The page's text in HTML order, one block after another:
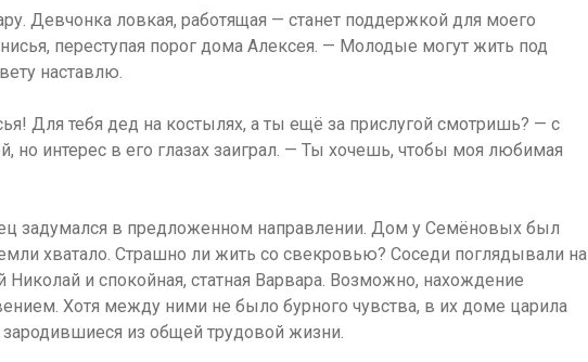
Девчонка ловкая, работящая — станет поддержкой для моего
переступая порог дома Алексея. — Молодые могут жить под
наставлю.
Для тебя дед на костылях, а ты ещё за прислугой смотришь? — с
но интерес в его глазах заиграл. — Ты хочешь, чтобы моя любимая
задумался в предложенном направлении. Дом у Семёновых был
хватало. Страшно ли жить со свекровью? Соседи поглядывали на
Николай и спокойная, статная Варвара. Возможно, нахождение
Хотя между ними не было бурного чувства, в их доме царила
из общей трудовой жизни.